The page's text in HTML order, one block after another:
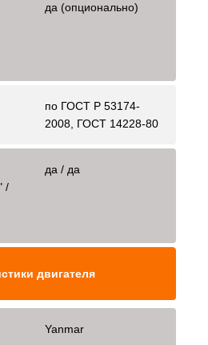
да (опционально)
по ГОСТ Р 53174-
2008, ГОСТ 14228-80
/
да / да
двигателя
Yanmar